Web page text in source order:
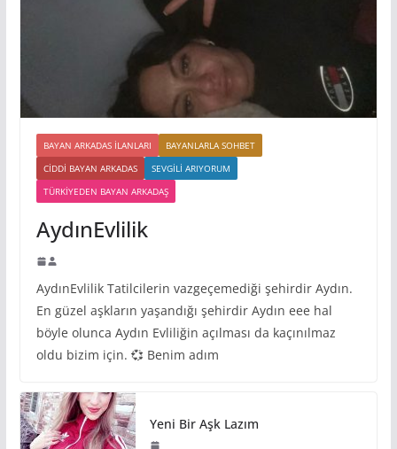
BAYAN ARKADAS ILANLARI
BAYANLARLA SOHBET
CIDDI BAYAN ARKADAS
SEVGILI ARIYORUM
TÜRKIYEDEN BAYAN ARKADAŞ
AydınEvlilik
AydınEvlilik Tatilcilerin vazgeçemediği şehirdir Aydın.
En güzel aşkların yaşandığı şehirdir Aydın eee hal
böyle olunca Aydın Evliliğin açılması da kaçınılmaz
oldu bizim için. 💞 Benim adım
Yeni Bir Aşk Lazım